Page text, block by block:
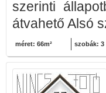
szerinti
átvahető Alsó
méret: 66m² szobák: 3